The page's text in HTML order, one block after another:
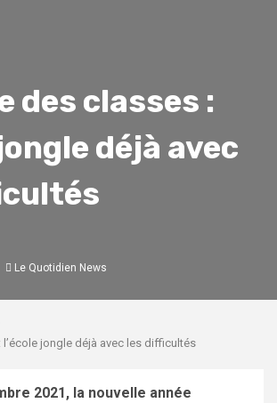
des classes :
déjà avec
Le Quotidien News
l’école jongle déjà avec les difficultés
2021, la nouvelle année